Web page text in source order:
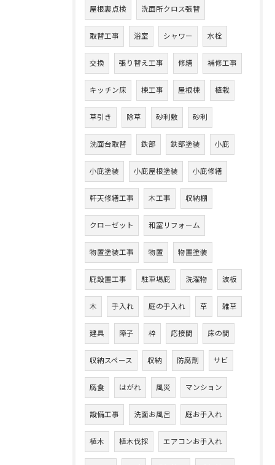
屋根裏点検 洗面所クロス張替
取替工事 浴室 シャワー 水栓
交換 張り替え工事 修繕 補修工事
キッチン床 棟工事 屋根棟 植栽
草引き 除草 砂利敷 砂利
洗面台取替 鉄部 鉄部塗装 小庇
小庇塗装 小庇屋根塗装 小庇修繕
軒天修繕工事 木工事 収納棚
クローゼット 和室リフォーム
物置塗装工事 物置 物置塗装
庇設置工事 駐車場庇 洗濯物 波板
木 手入れ 庭の手入れ 草 雑草
建具 障子 枠 応接間 床の間
収納スペース 収納 防腐剤 サビ
腐食 はがれ 風災 マンション
設備工事 洗面お風呂 庭お手入れ
植木 植木伐採 エアコンお手入れ